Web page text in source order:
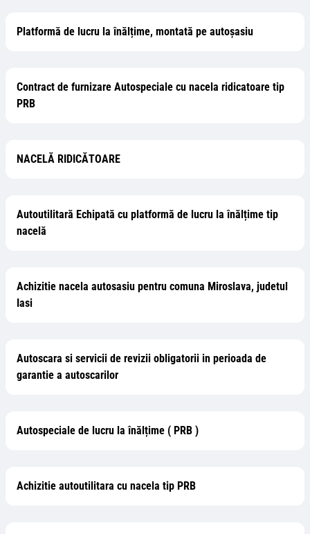
Platformă de lucru la înălțime, montată pe autoșasiu
Contract de furnizare Autospeciale cu nacela ridicatoare tip
PRB
NACELĂ RIDICĂTOARE
Autoutilitară Echipată cu platformă de lucru la înălțime tip
nacelă
Achizitie nacela autosasiu pentru comuna Miroslava, judetul
Iasi
Autoscara si servicii de revizii obligatorii in perioada de
garantie a autoscarilor
Autospeciale de lucru la înălțime ( PRB )
Achizitie autoutilitara cu nacela tip PRB